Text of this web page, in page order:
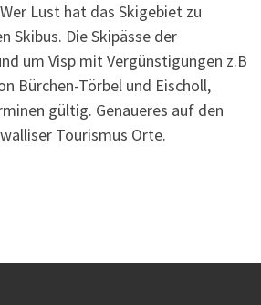
Lust hat das Skigebiet zu
Skibus. Die Skipässe der
um Visp mit Vergünstigungen z.B
Bürchen-Törbel und Eischoll,
gültig. Genaueres auf den
Tourismus Orte.